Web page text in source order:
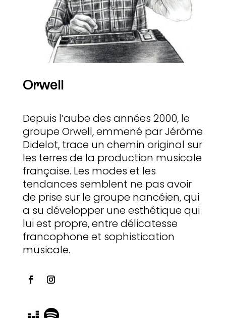
Orwell
Depuis l’aube des années 2000, le
groupe Orwell, emmené par Jérôme
Didelot, trace un chemin original sur
les terres de la production musicale
française. Les modes et les
tendances semblent ne pas avoir
de prise sur le groupe nancéien, qui
a su développer une esthétique qui
lui est propre, entre délicatesse
francophone et sophistication
musicale.